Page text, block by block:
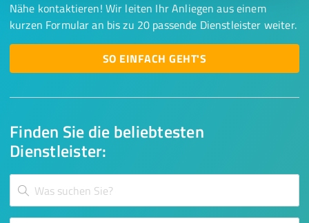
Finden Sie die beliebtesten
Dienstleister:
Nähe kontaktieren! Wir leiten Ihr Anliegen aus einem
kurzen Formular an bis zu 20 passende Dienstleister weiter.
SO EINFACH GEHT'S